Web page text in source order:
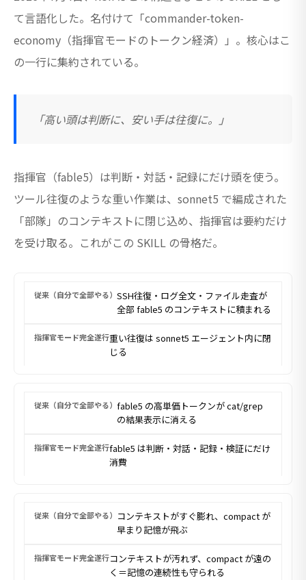
て言語化した。名付けて「commander-token-
economy（指揮官モードのトークン経済）」。核心はこ
の一行に集約されている。
「高い頭は判断に、安い手は往復に。」
指揮官（fable5）は判断・対話・記録にだけ頭を使う。
ツール往復のような重い作業は、sonnet5 で編成された
「部隊」のコンテキストに閉じ込め、指揮官は要約だけ
を受け取る。これがこの SKILL の骨格だ。
SSH往復・ログ全文・ファイル走査が
全部 fable5 のコンテキストに積まれる
重い往復は sonnet5 エージェント内に閉
じる
fable5 の高単価トークンが cat/grep
の結果表示に消える
fable5 は判断・対話・記録・検証にだけ
消費
コンテキストがすぐ膨れ、compact が
早まり記憶が飛ぶ
コンテキストが汚れず、compact が遠の
く＝記憶の連続性も守られる